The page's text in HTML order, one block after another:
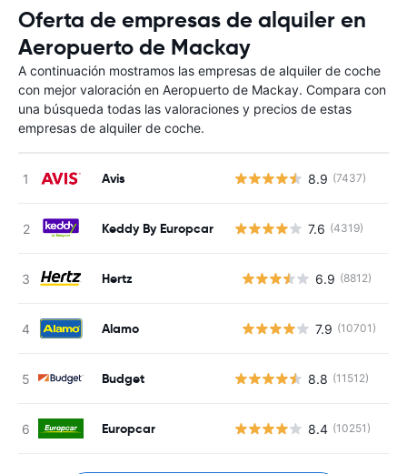
Oferta de empresas de alquiler en
Aeropuerto de Mackay
A continuación mostramos las empresas de alquiler de coche
con mejor valoración en Aeropuerto de Mackay. Compara con
una búsqueda todas las valoraciones y precios de estas
empresas de alquiler de coche.
Avis 8.9 (7437)
Keddy By Europcar 7.6 (4319)
Hertz 6.9 (8812)
Alamo 7.9 (10701)
Budget 8.8 (11512)
Europcar 8.4 (10251)